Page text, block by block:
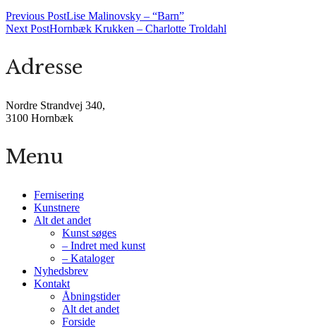
Previous PostLise Malinovsky – “Barn”
Next PostHornbæk Krukken – Charlotte Troldahl
Adresse
Nordre Strandvej 340,
3100 Hornbæk
Menu
Fernisering
Kunstnere
Alt det andet
Kunst søges
– Indret med kunst
– Kataloger
Nyhedsbrev
Kontakt
Åbningstider
Alt det andet
Forside